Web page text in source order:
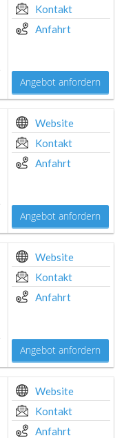
Kontakt
Anfahrt
Angebot anfordern
Website
Kontakt
Anfahrt
Angebot anfordern
Website
Kontakt
Anfahrt
Angebot anfordern
Website
Kontakt
Anfahrt